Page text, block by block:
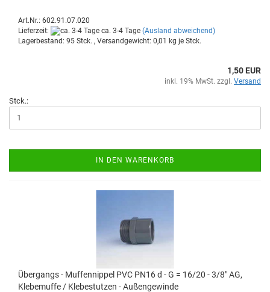
Art.Nr.: 602.91.07.020
Lieferzeit:
ca. 3-4 Tage (Ausland abweichend)
Lagerbestand: 95 Stck. , Versandgewicht: 0,01 kg je Stck.
1,50 EUR
inkl. 19% MwSt. zzgl. Versand
Stck.:
IN DEN WARENKORB
Über­gangs - Muf­fen­nip­pel PVC PN16 d - G = 16/20 - 3/8" AG,
Kle­be­muf­fe / Kle­be­stut­zen - Au­ßen­ge­win­de